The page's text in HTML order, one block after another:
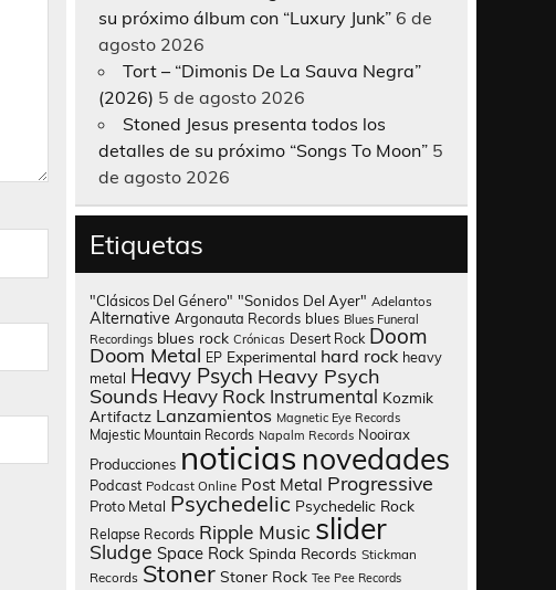
su próximo álbum con “Luxury Junk” 6 de
agosto 2026
Tort – “Dimonis De La Sauva Negra”
(2026) 5 de agosto 2026
Stoned Jesus presenta todos los
detalles de su próximo “Songs To Moon” 5
de agosto 2026
Etiquetas
"Clásicos Del Género" "Sonidos Del Ayer" Adelantos
Alternative Argonauta Records blues Blues Funeral
Recordings blues rock Crónicas Desert Rock Doom
Doom Metal EP Experimental hard rock heavy
metal Heavy Psych Heavy Psych
Sounds Heavy Rock Instrumental Kozmik
Artifactz Lanzamientos Magnetic Eye Records
Majestic Mountain Records Napalm Records Nooirax
Producciones noticias novedades
Podcast Podcast Online Post Metal Progressive
Proto Metal Psychedelic Psychedelic Rock
Relapse Records Ripple Music slider
Sludge Space Rock Spinda Records Stickman
Records Stoner Stoner Rock Tee Pee Records